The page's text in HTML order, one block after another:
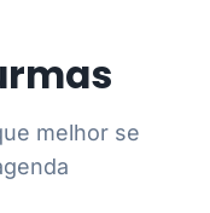
melhor se